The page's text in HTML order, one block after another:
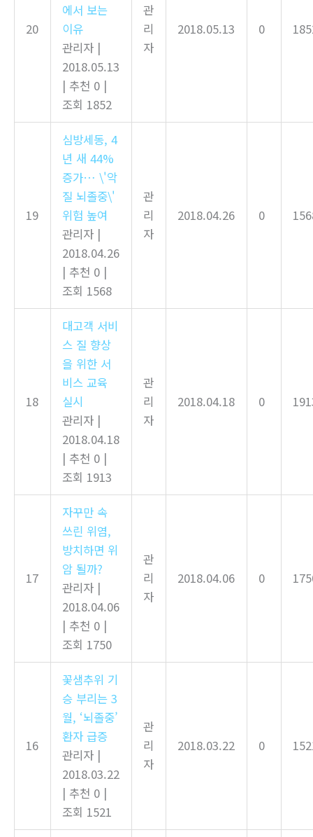
20
에서 보는
이유
관리자 |
2018.05.13
| 추천 0 |
조회 1852
관
리
자
2018.05.13 0
19
심방세동, 4
년 새 44%
증가… \'악
질 뇌졸중\'
위험 높여
관리자 |
2018.04.26
| 추천 0 |
조회 1568
관
리
자
2018.04.26 0
18
대고객 서비
스 질 향상
을 위한 서
비스 교육
실시
관리자 |
2018.04.18
| 추천 0 |
조회 1913
관
리
자
2018.04.18 0
17
자꾸만 속
쓰린 위염,
방치하면 위
암 될까?
관리자 |
2018.04.06
| 추천 0 |
조회 1750
관
리
자
2018.04.06 0
16
꽃샘추위 기
승 부리는 3
월, ‘뇌졸중’
환자 급증
관리자 |
2018.03.22
| 추천 0 |
조회 1521
관
리
자
2018.03.22 0